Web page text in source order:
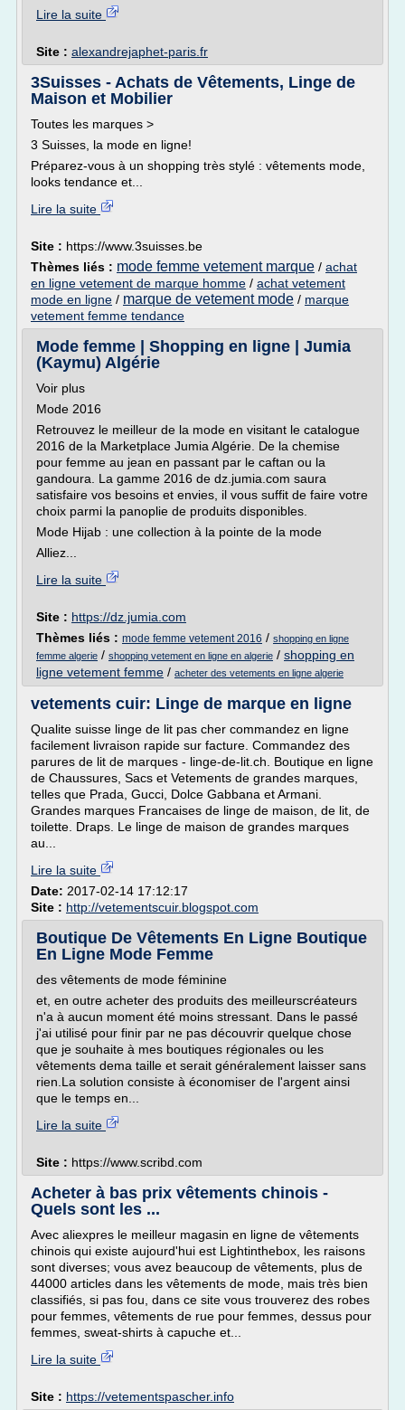
Lire la suite
Site : alexandrejaphet-paris.fr
3Suisses - Achats de Vêtements, Linge de
Maison et Mobilier
Toutes les marques >
3 Suisses, la mode en ligne!
Préparez-vous à un shopping très stylé : vêtements mode,
looks tendance et...
Lire la suite
Site : https://www.3suisses.be
Thèmes liés : mode femme vetement marque / achat
en ligne vetement de marque homme / achat vetement
mode en ligne / marque de vetement mode / marque
vetement femme tendance
Mode femme | Shopping en ligne | Jumia
(Kaymu) Algérie
Voir plus
Mode 2016
Retrouvez le meilleur de la mode en visitant le catalogue
2016 de la Marketplace Jumia Algérie. De la chemise
pour femme au jean en passant par le caftan ou la
gandoura. La gamme 2016 de dz.jumia.com saura
satisfaire vos besoins et envies, il vous suffit de faire votre
choix parmi la panoplie de produits disponibles.
Mode Hijab : une collection à la pointe de la mode
Alliez...
Lire la suite
Site : https://dz.jumia.com
Thèmes liés : mode femme vetement 2016 / shopping en ligne
femme algerie / shopping vetement en ligne en algerie / shopping en
ligne vetement femme / acheter des vetements en ligne algerie
vetements cuir: Linge de marque en ligne
Qualite suisse linge de lit pas cher commandez en ligne
facilement livraison rapide sur facture. Commandez des
parures de lit de marques - linge-de-lit.ch. Boutique en ligne
de Chaussures, Sacs et Vetements de grandes marques,
telles que Prada, Gucci, Dolce Gabbana et Armani.
Grandes marques Francaises de linge de maison, de lit, de
toilette. Draps. Le linge de maison de grandes marques
au...
Lire la suite
Date: 2017-02-14 17:12:17
Site : http://vetementscuir.blogspot.com
Boutique De Vêtements En Ligne Boutique
En Ligne Mode Femme
des vêtements de mode féminine
et, en outre acheter des produits des meilleurscréateurs
n'a à aucun moment été moins stressant. Dans le passé
j'ai utilisé pour finir par ne pas découvrir quelque chose
que je souhaite à mes boutiques régionales ou les
vêtements dema taille et serait généralement laisser sans
rien.La solution consiste à économiser de l'argent ainsi
que le temps en...
Lire la suite
Site : https://www.scribd.com
Acheter à bas prix vêtements chinois -
Quels sont les ...
Avec aliexpres le meilleur magasin en ligne de vêtements
chinois qui existe aujourd'hui est Lightinthebox, les raisons
sont diverses; vous avez beaucoup de vêtements, plus de
44000 articles dans les vêtements de mode, mais très bien
classifiés, si pas fou, dans ce site vous trouverez des robes
pour femmes, vêtements de rue pour femmes, dessus pour
femmes, sweat-shirts à capuche et...
Lire la suite
Site : https://vetementspascher.info